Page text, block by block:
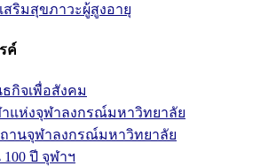
สริมสุขภาวะผู้สูงอายุ
ค์
กิจเพื่อสังคม
แห่งจุฬาลงกรณ์มหาวิทยาลัย
านจุฬาลงกรณ์มหาวิทยาลัย
ปี จุฬาฯ